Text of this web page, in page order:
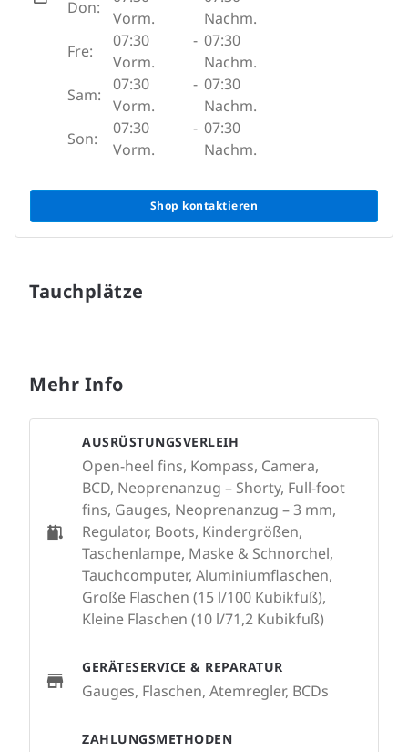
Don:
Vorm.
Nachm.
Fre:
07:30
Vorm.
- 07:30
Nachm.
Sam:
07:30
Vorm.
- 07:30
Nachm.
Son:
07:30
Vorm.
- 07:30
Nachm.
Shop kontaktieren
Tauchplätze
Mehr Info
AUSRÜSTUNGSVERLEIH
Open-heel fins, Kompass, Camera,
BCD, Neoprenanzug – Shorty, Full-foot
fins, Gauges, Neoprenanzug – 3 mm,
Regulator, Boots, Kindergrößen,
Taschenlampe, Maske & Schnorchel,
Tauchcomputer, Aluminiumflaschen,
Große Flaschen (15 l/100 Kubikfuß),
Kleine Flaschen (10 l/71,2 Kubikfuß)
GERÄTESERVICE & REPARATUR
Gauges, Flaschen, Atemregler, BCDs
ZAHLUNGSMETHODEN